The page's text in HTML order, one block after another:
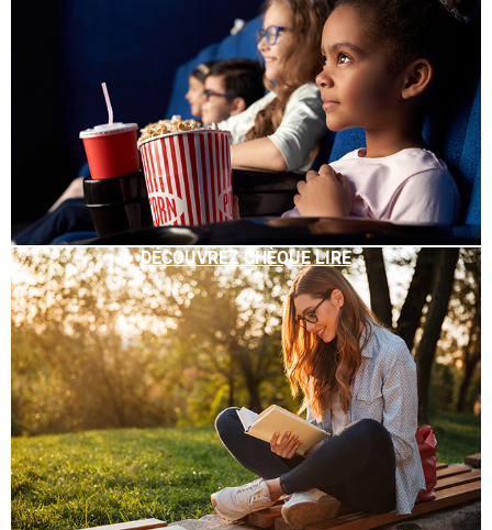
DÉCOUVREZ CHÈQUE LIRE